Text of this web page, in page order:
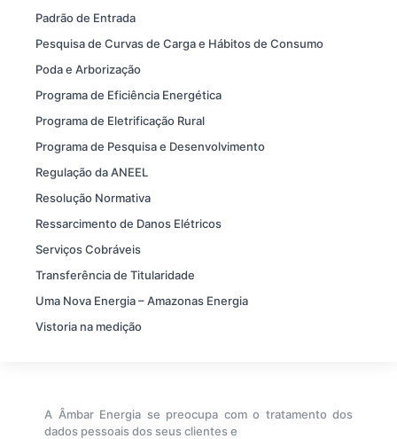
Padrão de Entrada
Pesquisa de Curvas de Carga e Hábitos de Consumo
Poda e Arborização
Programa de Eficiência Energética
Programa de Eletrificação Rural
Programa de Pesquisa e Desenvolvimento
Regulação da ANEEL
Resolução Normativa
Ressarcimento de Danos Elétricos
Serviços Cobráveis
Transferência de Titularidade
Uma Nova Energia – Amazonas Energia
Vistoria na medição
A Âmbar Energia se preocupa com o tratamento dos
dados pessoais dos seus clientes e